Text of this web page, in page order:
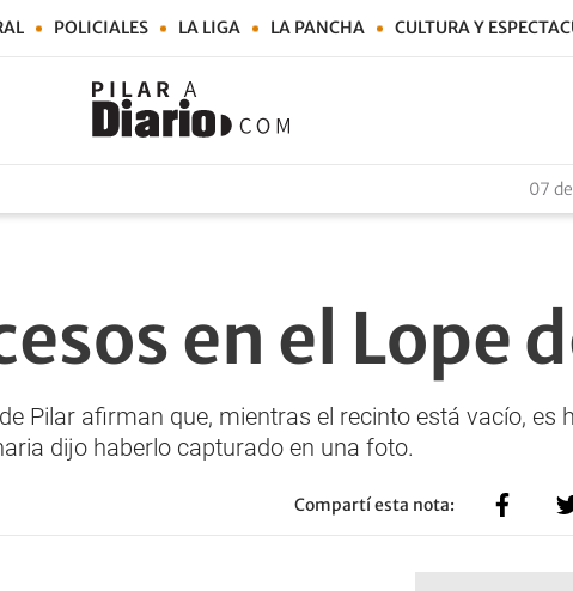
POLICIALES LA LIGA LA PANCHA CULTURA Y
07
en el Lope
Pilar afirman que, mientras el recinto está vacío, es
dijo haberlo capturado en una foto.
Compartí esta nota: